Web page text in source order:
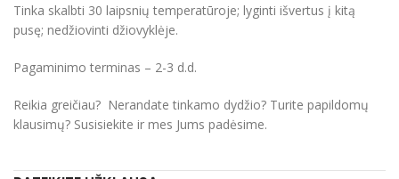
Tinka skalbti 30 laipsnių temperatūroje; lyginti išvertus į kitą
pusę; nedžiovinti džiovyklėje.
Pagaminimo terminas – 2-3 d.d.
Reikia greičiau? Nerandate tinkamo dydžio? Turite papildomų
klausimų? Susisiekite ir mes Jums padėsime.